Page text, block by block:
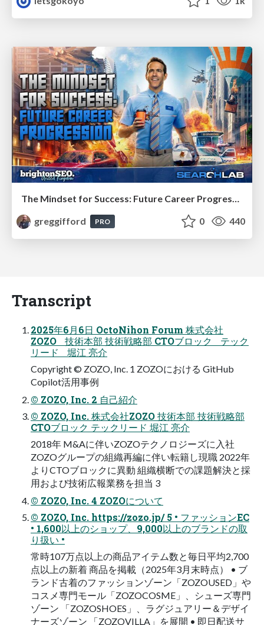
greggifford
PRO 0 440
Transcript
2025年6月6日 OctoNihon Forum 株式会社
ZOZO 技術本部 技術戦略部 CTOブロック テック
リード 堀江 亮介
Copyright © ZOZO, Inc. 1 ZOZOにおける GitHub
Copilot活用事例
© ZOZO, Inc. 2 自己紹介
© ZOZO, Inc. 株式会社ZOZO 技術本部 技術戦略部
CTOブロック テックリード 堀江 亮介
2018年 M&Aに伴いZOZOテクノロジーズに入社
ZOZOグループの組織再編に伴い転籍し現職 2022年
よりCTOブロックに異動 組織横断での課題解決と採
用および技術広報業務を担当 3
© ZOZO, Inc. 4 ZOZOについて
© ZOZO, Inc. https://zozo.jp/ 5 • ファッションEC
• 1,600以上のショップ、9,000以上のブランドの取
り扱い •
常時107万点以上の商品アイテム数と毎日平均2,700
点以上の新着 商品を掲載（2025年3月末時点） • ブ
ランド古着のファッションゾーン「ZOZOUSED」や
コスメ専門モール「ZOZOCOSME」、シューズ専門
ゾーン 「ZOZOSHOES」、ラグジュアリー＆デザイ
ナーズゾーン 「ZOZOVILLA」を展開 • 即日配送サ